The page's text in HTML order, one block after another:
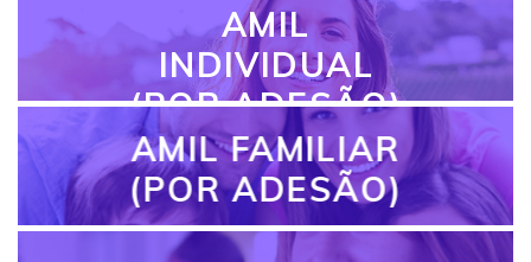
AMIL
INDIVIDUAL
(POR ADESÃO)
AMIL FAMILIAR
(POR ADESÃO)